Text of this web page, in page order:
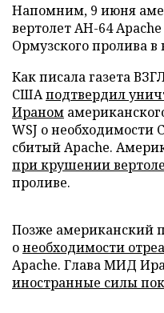
Напомним, 9 июня
вертолет AH-64 Apache
Ормузского пролива в
Как писала газета
СШАподтвердил
Ираном
WSJ о необходимости
сбитый Apache.
при крушении
проливе.
Позже американский
онеобходимости
Apache. Глава МИД
иностранные силы